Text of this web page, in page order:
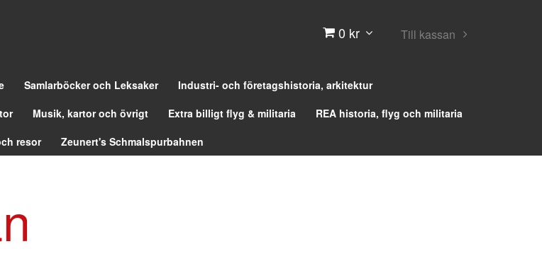
0 kr Till kassan
Samlarböcker och Leksaker
Industri- och företagshistoria, arkitektur
Musik, kartor och övrigt Extra billigt flyg & militaria
REA historia, flyg och militaria
resor Zeunert's Schmalspurbahnen